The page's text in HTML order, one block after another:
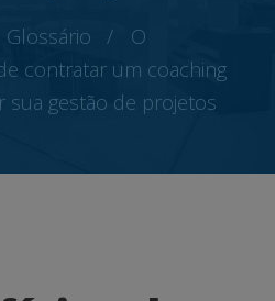
Glossário
O
contratar um coaching
sua gestão de projetos